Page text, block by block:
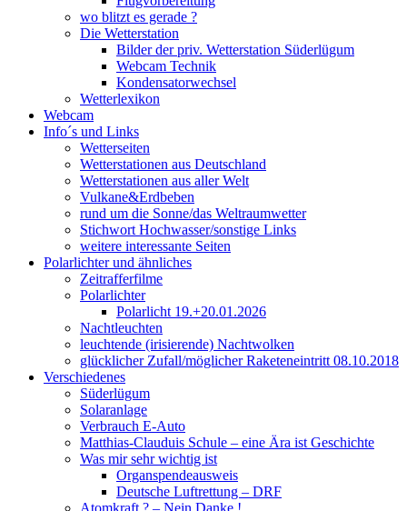
wo blitzt es gerade ?
Die Wetterstation
Bilder der priv. Wetterstation Süderlügum
Webcam Technik
Kondensatorwechsel
Wetterlexikon
Webcam
Info´s und Links
Wetterseiten
Wetterstationen aus Deutschland
Wetterstationen aus aller Welt
Vulkane&Erdbeben
rund um die Sonne/das Weltraumwetter
Stichwort Hochwasser/sonstige Links
weitere interessante Seiten
Polarlichter und ähnliches
Zeitrafferfilme
Polarlichter
Polarlicht 19.+20.01.2026
Nachtleuchten
leuchtende (irisierende) Nachtwolken
glücklicher Zufall/möglicher Raketeneintritt 08.10.2018
Verschiedenes
Süderlügum
Solaranlage
Verbrauch E-Auto
Matthias-Clauduis Schule – eine Ära ist Geschichte
Was mir sehr wichtig ist
Organspendeausweis
Deutsche Luftrettung – DRF
Atomkraft ? – Nein Danke !